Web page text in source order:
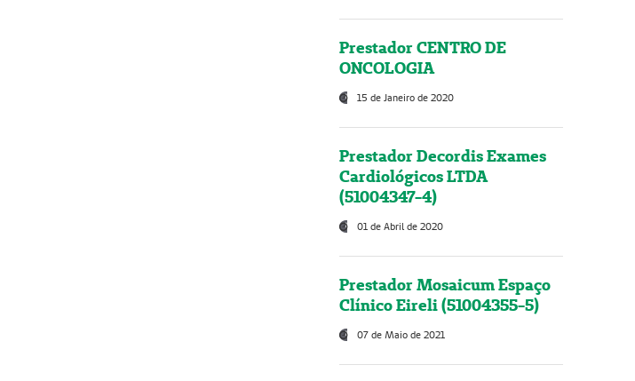
Prestador CENTRO DE
ONCOLOGIA
15 de Janeiro de 2020
Prestador Decordis Exames
Cardiológicos LTDA
(51004347-4)
01 de Abril de 2020
Prestador Mosaicum Espaço
Clínico Eireli (51004355-5)
07 de Maio de 2021